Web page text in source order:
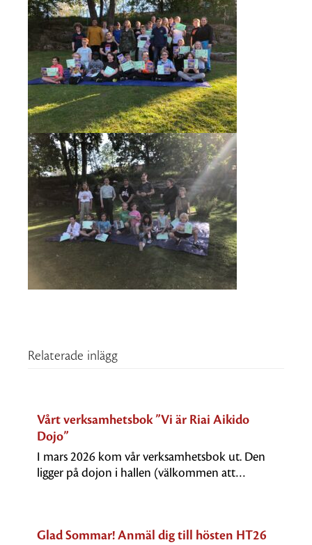
Relaterade inlägg
Vårt verksamhetsbok ”Vi är Riai Aikido
Dojo”
I mars 2026 kom vår verksamhetsbok ut. Den
ligger på dojon i hallen (välkommen att…
Glad Sommar! Anmäl dig till hösten HT26